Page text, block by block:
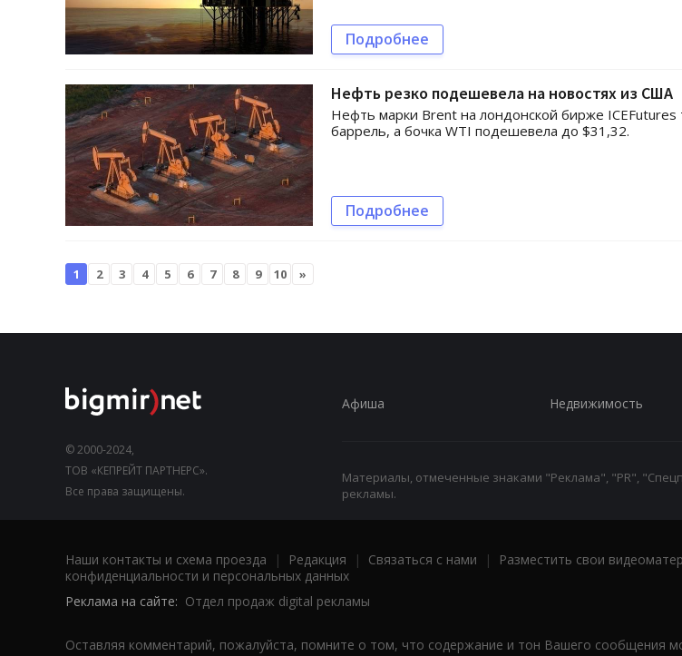
Подробнее
Нефть резко подешевела на новостях из США
Нефть марки Brent на лондонской бирже ICEFutures
баррель, а бочка WTI подешевела до $31,32.
Подробнее
1 2 3 4 5 6 7 8 9 10 »
© 2000-2024,
ТОВ «КЕПРЕЙТ ПАРТНЕРС».
Все права защищены.
Афиша Недвижимость
Материалы, отмеченные знаками "Реклама", "PR",
рекламы.
Наши контакты и схема проезда | Редакция | Связаться с нами | Разместить свои
конфиденциальности и персональных данных
Реклама на сайте: Отдел продаж digital рекламы
Оставляя комментарий, пожалуйста, помните о том, что содержание и тон Вашего сообщения